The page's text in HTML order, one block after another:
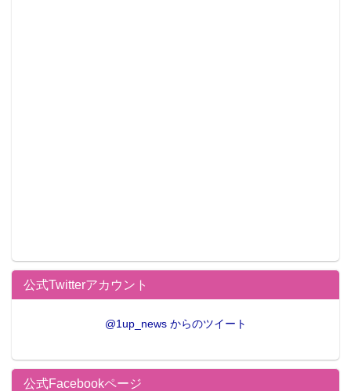
この記事が気に入ったらフォローしよう
公式Twitterアカウント
@1up_news からのツイート
公式Facebookページ